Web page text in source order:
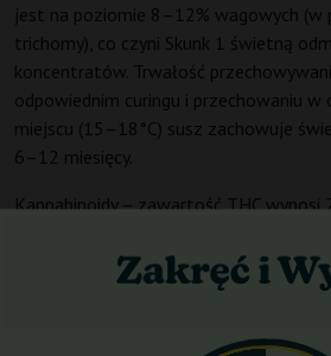
jest na poziomie 8–12% wagowych (w
trichomy), co czyni Skunk 1 świetną
koncentratów. Trwałość
odpowiednim curingu i przechowaniu w
miejscu (15–18°C) susz zachowuje
6–12 miesięcy.
Kannabinoidy – zawartość THC wynosi
poniżej 0,2%, CBG na poziomie
takie jak CBC czy CBN, występują w
terpenowemu efekt jest szybki i